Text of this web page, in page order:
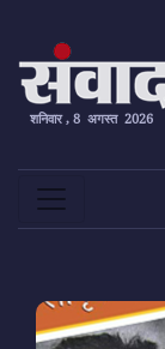
शनिवार , 8 अगस्त 2026